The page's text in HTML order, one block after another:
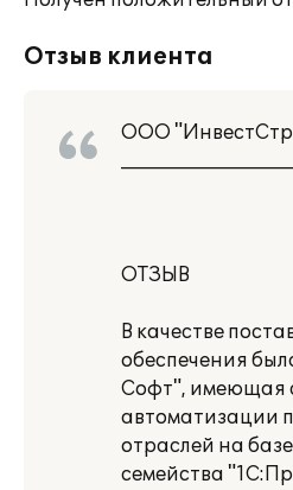
Отзыв клиента
ООО
ОТЗЫВ
В качестве
обеспечения
Софт", имеющая
автоматизации
отраслей на
семейства